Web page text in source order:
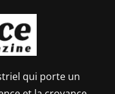
qui porte un